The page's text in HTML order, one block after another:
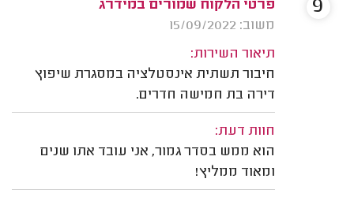
פרטי הלקוח שמורים במידרג
משוב: 15/09/2022
תיאור השירות:
חיבור תשתית אינסטלציה במסגרת שיפוץ
דירה בת חמישה חדרים.
חוות דעת:
הוא ממש בסדר גמור, אני עובד אתו שנים
ומאוד ממליץ!
9